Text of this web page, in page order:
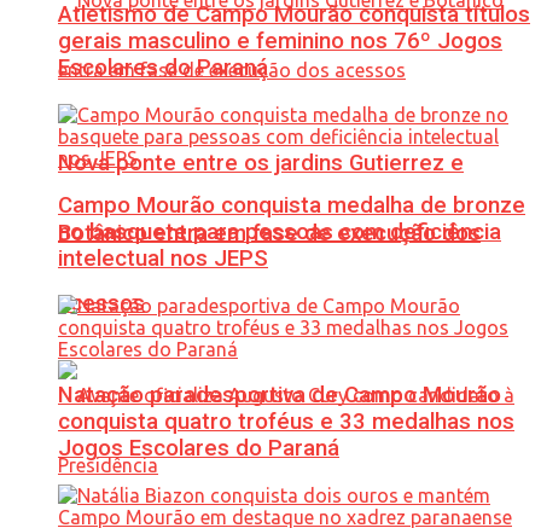
Nova ponte entre os jardins Gutierrez e
Botânico entra em fase de execução dos
acessos
Atletismo de Campo Mourão conquista títulos
gerais masculino e feminino nos 76º Jogos
Escolares do Paraná
Campo Mourão conquista medalha de bronze
no basquete para pessoas com deficiência
intelectual nos JEPS
Natação paradesportiva de Campo Mourão
conquista quatro troféus e 33 medalhas nos
Jogos Escolares do Paraná